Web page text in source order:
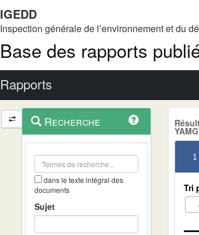
IGEDD
Inspection générale de l’environnement et du
Base des rapports
Rapports
Navigation
et
outils
contextuel
Recherche
dans le texte intégral des
documents
Sujet
Tri